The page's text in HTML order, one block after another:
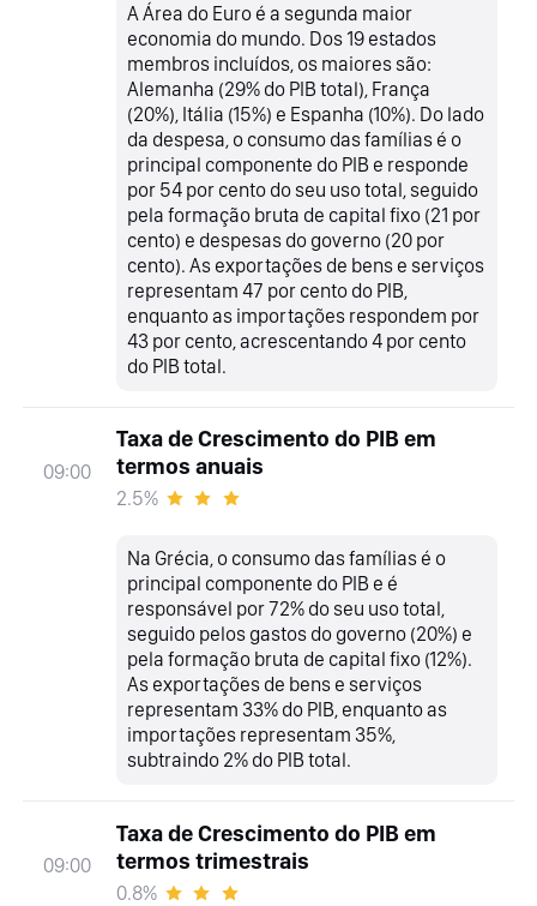
A Área do Euro é a segunda maior
economia do mundo. Dos 19 estados
membros incluídos, os maiores são:
Alemanha (29% do PIB total), França
(20%), Itália (15%) e Espanha (10%). Do lado
da despesa, o consumo das famílias é o
principal componente do PIB e responde
por 54 por cento do seu uso total, seguido
pela formação bruta de capital fixo (21 por
cento) e despesas do governo (20 por
cento). As exportações de bens e serviços
representam 47 por cento do PIB,
enquanto as importações respondem por
43 por cento, acrescentando 4 por cento
do PIB total.
09:00
Taxa de Crescimento do PIB em
termos anuais
2.5%
Na Grécia, o consumo das famílias é o
principal componente do PIB e é
responsável por 72% do seu uso total,
seguido pelos gastos do governo (20%) e
pela formação bruta de capital fixo (12%).
As exportações de bens e serviços
representam 33% do PIB, enquanto as
importações representam 35%,
subtraindo 2% do PIB total.
09:00
Taxa de Crescimento do PIB em
termos trimestrais
0.8%